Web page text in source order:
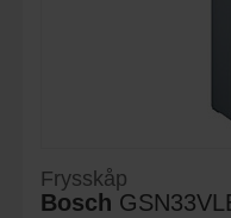
Frysskåp
Bosch